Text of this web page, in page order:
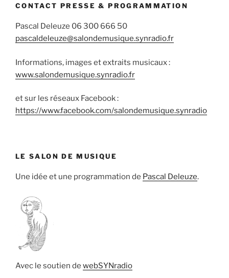
CONTACT PRESSE & PROGRAMMATION
Pascal Deleuze 06 300 666 50
pascaldeleuze@salondemusique.synradio.fr
Informations, images et extraits musicaux :
www.salondemusique.synradio.fr
et sur les réseaux Facebook :
https://www.facebook.com/salondemusique.synradio
LE SALON DE MUSIQUE
Une idée et une programmation de Pascal Deleuze.
Avec le soutien de webSYNradio